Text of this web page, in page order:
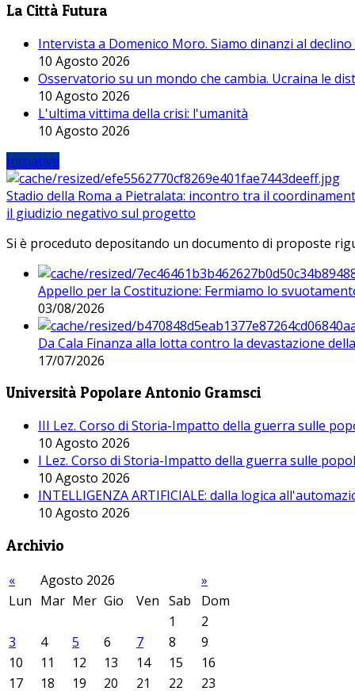
La Città Futura
Intervista a Domenico Moro. Siamo dinanzi al declino
10 Agosto 2026
Osservatorio su un mondo che cambia. Ucraina le
10 Agosto 2026
L'ultima vittima della crisi: l'umanità
10 Agosto 2026
Iniziative
Stadio della Roma a Pietralata: incontro tra il
il giudizio negativo sul progetto
Si è proceduto depositando un documento di proposte
Appello per la Costituzione: Fermiamo lo
03/08/2026
Da Cala Finanza alla lotta contro la devastazione
17/07/2026
Università Popolare Antonio Gramsci
III Lez. Corso di Storia-Impatto della guerra sulle
10 Agosto 2026
I Lez. Corso di Storia-Impatto della guerra sulle
10 Agosto 2026
INTELLIGENZA ARTIFICIALE: dalla logica
10 Agosto 2026
Archivio
« Agosto 2026
»
Lun Mar Mer Gio Ven Sab
Dom
1
2
3
4 5 6 7 8
9
10
11 12 13 14 15
16
17
18 19 20 21 22 23